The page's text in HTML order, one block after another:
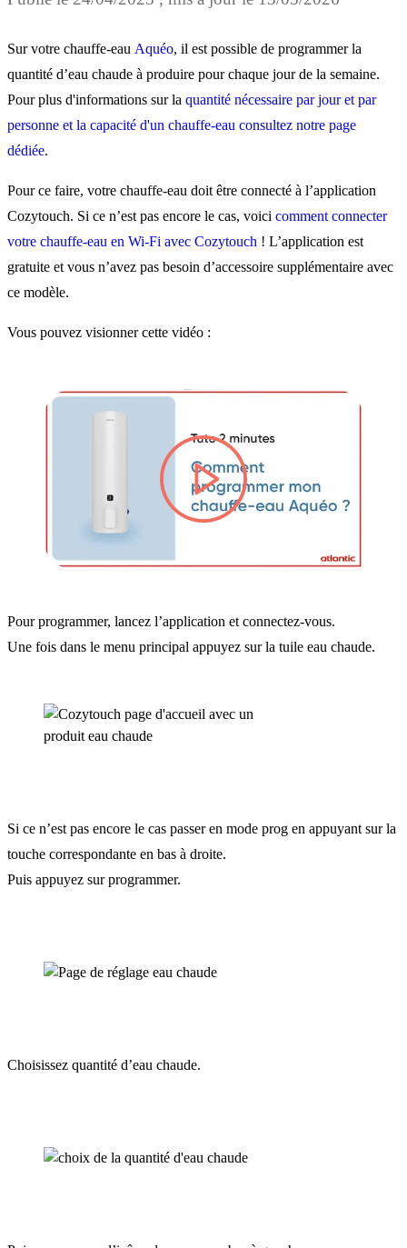
Sur votre chauffe-eau Aquéo, il est possible de programmer la
quantité d’eau chaude à produire pour chaque jour de la semaine.
Pour plus d'informations sur la quantité nécessaire par jour et par
personne et la capacité d'un chauffe-eau consultez notre page
dédiée.
Pour ce faire, votre chauffe-eau doit être connecté à l’application
Cozytouch. Si ce n’est pas encore le cas, voici comment connecter
votre chauffe-eau en Wi-Fi avec Cozytouch ! L’application est
gratuite et vous n’avez pas besoin d’accessoire supplémentaire avec
ce modèle.
Vous pouvez visionner cette vidéo :
lire la vidéo
Pour programmer, lancez l’application et connectez-vous.
Une fois dans le menu principal appuyez sur la tuile eau chaude.
Si ce n’est pas encore le cas passer en mode prog en appuyant sur la
touche correspondante en bas à droite.
Puis appuyez sur programmer.
Choisissez quantité d’eau chaude.